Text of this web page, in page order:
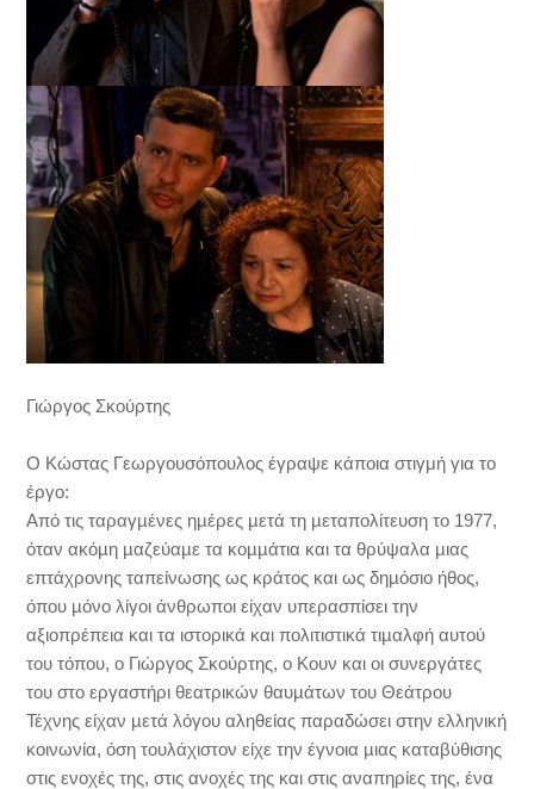
Γιώργος Σκούρτης
Ο Κώστας Γεωργουσόπουλος έγραψε κάποια στιγμή για το
έργο:
Από τις ταραγµένες ηµέρες µετά τη µεταπολίτευση το 1977,
όταν ακόµη µαζεύαµε τα κοµµάτια και τα θρύψαλα µιας
επτάχρονης ταπείνωσης ως κράτος και ως δηµόσιο ήθος,
όπου µόνο λίγοι άνθρωποι είχαν υπερασπίσει την
αξιοπρέπεια και τα ιστορικά και πολιτιστικά τιµαλφή αυτού
του τόπου, ο Γιώργος Σκούρτης, ο Κουν και οι συνεργάτες
του στο εργαστήρι θεατρικών θαυµάτων του Θεάτρου
Τέχνης είχαν µετά λόγου αληθείας παραδώσει στην ελληνική
κοινωνία, όση τουλάχιστον είχε την έγνοια µιας καταβύθισης
στις ενοχές της, στις ανοχές της και στις αναπηρίες της, ένα